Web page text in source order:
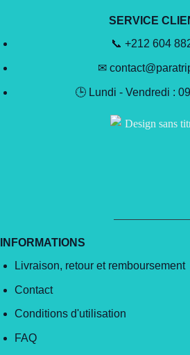
SERVICE
📞 +212 604
✉
🕒 Lundi - Vendredi :
INFORMATIONS
Livraison, retour et remboursement
Contact
Conditions d'utilisation
FAQ